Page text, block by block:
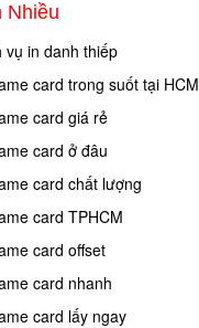
Nhiều
vụ in danh thiếp
card trong suốt tại HCM
card giá rẻ
card ở đâu
card chất lượng
card TPHCM
card offset
card nhanh
card lấy ngay